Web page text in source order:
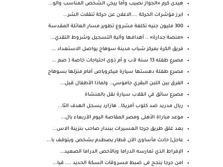
هيدى كرم «الجواز نصيب وأما ييجي الشخص المناسب والو...
ابرز مؤشرات الحركة ....الاعلان عن حركة تنقلات الشر...
300 مليون جنيه تكلفة مشروع تطوير مسار العائلة المقدسة
«منصة جدارة» .. أهدافها وآلية التسجيل وشروط التقدي...
فريق الكرة بمركز شباب مدينة سوهاج يواصل الاستعداد ...
مصرع طفله 13 سنة لأب و أم ذوى احتياجات خاصة ( صم ...
مصرع طفلة دهستها سيارة ميكروباص أمام منزلها بسوهاج
الفرق بين اللبن البقري جاموسي.. ولماذا الأطفال قبل...
مصرع سائق في انقلاب سيارة نقل بالمنشاة
ريال مدريد ضد كلوب أمريكا.. هازارد يسجل الهدف الثا...
موعد مباراة الأهلى ومصر المقاصة اليوم الأربعاء بال...
بعد غلق طريق جرجا العسيرات ببندار صاحب بنزينة الاس...
عاجل| حادث مأساوى الآن قطار يصطدم بشخص ويتوقف با...
الإفراط الذي تمارسه الدراما وبالأخص الدراما الصعيد...
امن جرجا ينجح فى ضبط مسروقات السكة الحديد .... قيا...